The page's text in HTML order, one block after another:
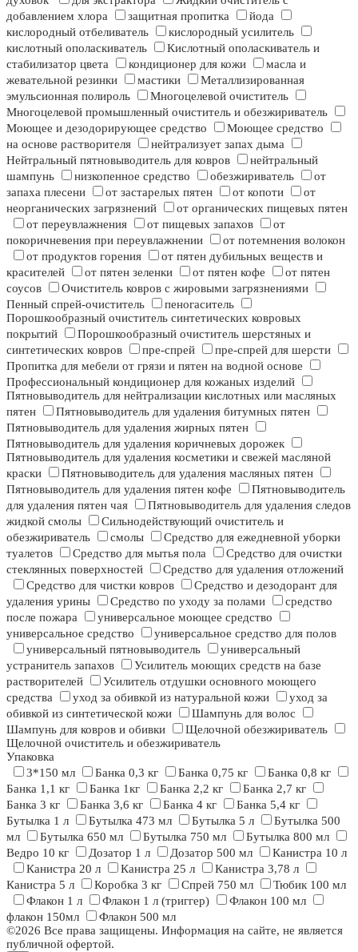
добавлением хлора
защитная пропитка
йода
кислородный отбеливатель
кислородный усилитель
кислотный ополаскиватель
Кислотный ополаскиватель и
стабилизатор цвета
кондиционер для кожи
масла и
жевательной резинки
мастики
Металлизированная
эмульсионная полироль
Многоцелевой очиститель
Многоцелевой промышленный очиститель и обезжириватель
Моющее и дезодорирующее средство
Моющее средство
на основе растворителя
нейтрализует запах дыма
Нейтральный пятновыводитель для ковров
нейтральный
шампунь
низкопенное средство обезжириватель
от
запаха плесени
от застарелых пятен от копоти
от
неорганических загрязнений
от органических пищевых пятен
от переувлажнения
от пищевых запахов
от
покоричневения при переувлажнении
от потемнения волокон
от продуктов горения
от пятен дубильных веществ и
красителей
от пятен зеленки от пятен кофе
от пятен
соусов
Очиститель ковров с жировыми загрязнениями
Пенный спрей-очиститель
пеногаситель
Порошкообразный очиститель синтетических ковровых
покрытий
Порошкообразный очиститель шерстяных и
синтетических ковров
пре-спрей
пре-спрей для шерсти
Пропитка для мебели от грязи и пятен на водной основе
Профессиональный кондиционер для кожаных изделий
Пятновыводитель для нейтрализации кислотных или масляных
пятен
Пятновыводитель для удаления битумных пятен
Пятновыводитель для удаления жирных пятен
Пятновыводитель для удаления коричневых дорожек
Пятновыводитель для удаления косметики и свежей масляной
краски
Пятновыводитель для удаления масляных пятен
Пятновыводитель для удаления пятен кофе
Пятновыводитель
для удаления пятен чая
Пятновыводитель для удаления следов
жидкой смолы
Сильнодействующий очиститель и
обезжириватель
смолы
Средство для ежедневной уборки
туалетов
Средство для мытья пола
Средство для очистки
стеклянных поверхностей
Средство для удаления отложений
Средство для чистки ковров
Средство и дезодорант для
удаления урины
Средство по уходу за полами
средство
после пожара
универсальное моющее средство
универсальное средство
универсальное средство для полов
универсальный пятновыводитель
универсальный
устранитель запахов
Усилитель моющих средств на базе
растворителей
Усилитель отдушки основного моющего
средства
уход за обивкой из натуральной кожи
уход за
обивкой из синтетической кожи
Шампунь для волос
Шампунь для ковров и обивки
Щелочной обезжириватель
Щелочной очиститель и обезжириватель
Упаковка
3*150 мл
Банка 0,3 кг Банка 0,75 кг
Банка 0,8 кг
Банка 1,1 кг
Банка 1кг Банка 2,2 кг
Банка 2,7 кг
Банка 3 кг
Банка 3,6 кг Банка 4 кг
Банка 5,4 кг
Бутылка 1 л
Бутылка 473 мл Бутылка 5 л
Бутылка 500
мл
Бутылка 650 мл Бутылка 750 мл
Бутылка 800 мл
Ведро 10 кг
Дозатор 1 л Дозатор 500 мл
Канистра 10 л
Канистра 20 л
Канистра 25 л
Канистра 3,78 л
Канистра 5 л
Коробка 3 кг Спрей 750 мл
Тюбик 100 мл
Флакон 1 л
Флакон 1 л (триггер)
Флакон 100 мл
флакон 150мл
Флакон 500 мл
©2026 Все права защищены. Информация на сайте, не является
публичной офертой.